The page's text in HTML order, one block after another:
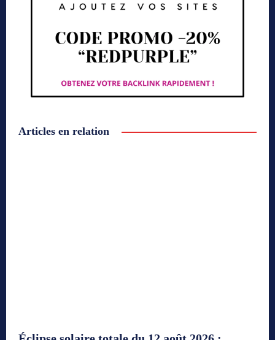
Articles en relation